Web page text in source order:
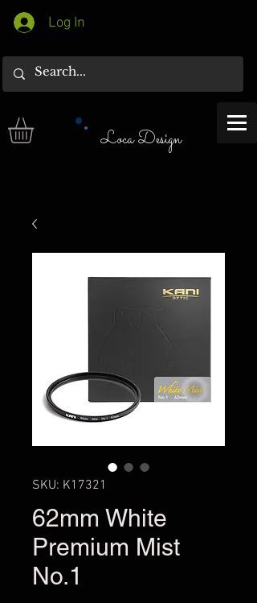
Log In
Loca Design
SKU: K17321
62mm White
Premium Mist
No.1